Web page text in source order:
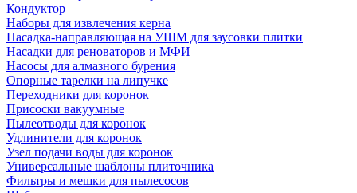
Кондуктор
Наборы для извлечения керна
Насадка-направляющая на УШМ для заусовки плитки
Насадки для реноваторов и МФИ
Насосы для алмазного бурения
Опорные тарелки на липучке
Переходники для коронок
Присоски вакуумные
Пылеотводы для коронок
Удлинители для коронок
Узел подачи воды для коронок
Универсальные шаблоны плиточника
Фильтры и мешки для пылесосов